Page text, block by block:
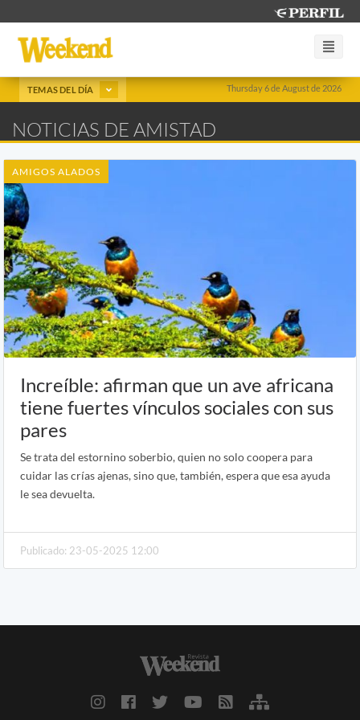
Thursday 6 de August de 2026
TEMAS DEL DÍA
NOTICIAS DE AMISTAD
AMIGOS ALADOS
Increíble: afirman que un ave africana
tiene fuertes vínculos sociales con sus
pares
Se trata del estornino soberbio, quien no solo coopera para
cuidar las crías ajenas, sino que, también, espera que esa ayuda
le sea devuelta.
Publicado: 23-05-2025 12:00